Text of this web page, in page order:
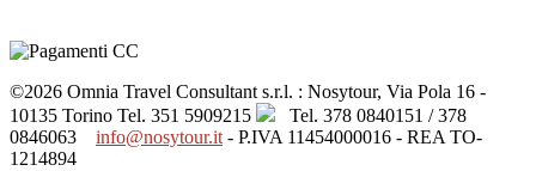
©2026 Omnia Travel Consultant s.r.l. : Nosytour, Via Pola 16 -
10135 Torino Tel. 351 5909215
Tel. 378 0840151 / 378
0846063 info@nosytour.it - P.IVA 11454000016 - REA TO-
1214894